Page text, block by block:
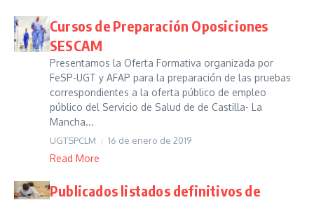
Cursos de Preparación Oposiciones
SESCAM
Presentamos la Oferta Formativa organizada por
FeSP-UGT y AFAP para la preparación de las pruebas
correspondientes a la oferta público de empleo
público del Servicio de Salud de de Castilla- La
Mancha...
UGTSPCLM 16 de enero de 2019
Read More
Publicados listados definitivos de